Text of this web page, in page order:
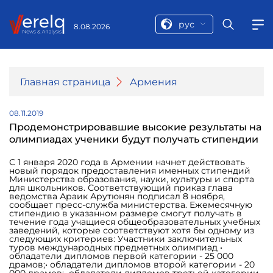
8.08.2026 рус
Главная страница Армения
08.11.2019
Продемонстрировавшие высокие результаты на
олимпиадах ученики будут получать стипендии
С 1 января 2020 года в Армении начнет действовать
новый порядок предоставления именных стипендий
Министерства образования, науки, культуры и спорта
для школьников. Соответствующий приказ глава
ведомства Араик Арутюнян подписал 8 ноября,
сообщает пресс-служба министерства. Ежемесячную
стипендию в указанном размере смогут получать в
течение года учащиеся общеобразовательных учебных
заведений, которые соответствуют хотя бы одному из
следующих критериев: Участники заключительных
туров международных предметных олимпиад •
обладатели дипломов первой категории - 25 000
драмов;• обладатели дипломов второй категории - 20